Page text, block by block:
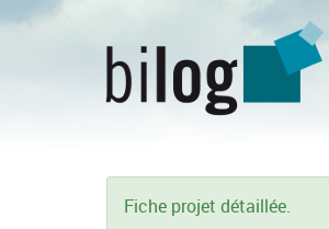
Fiche projet détaillée.